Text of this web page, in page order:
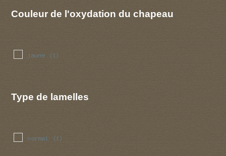
Couleur de l'oxydation du chapeau
jaune (1)
Type de lamelles
normal (1)